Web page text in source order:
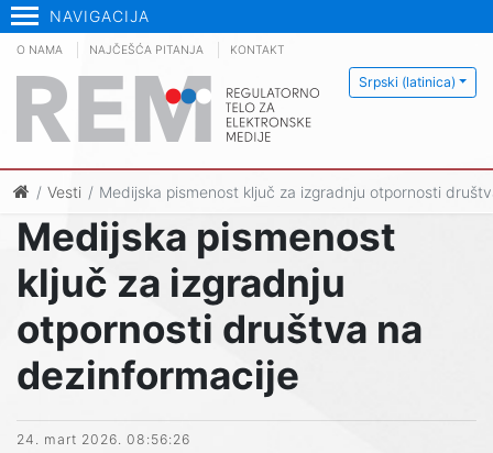
NAVIGACIJA
Srpski (latinica)
O NAMA NAJČEŠĆA PITANJA KONTAKT
Vesti Medijska pismenost ključ za izgradnju otpornosti
Medijska pismenost
ključ za izgradnju
otpornosti društva na
dezinformacije
24. mart 2026. 08:56:26